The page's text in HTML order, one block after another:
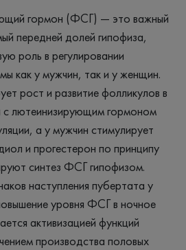
гормон (ФСГ) — это важный
передней долей гипофиза,
роль в регулировании
как у мужчин, так и у женщин.
рост и развитие фолликулов в
с лютеинизирующим гормоном
а у мужчин стимулирует
и прогестерон по принципу
синтез ФСГ гипофизом.
наступления пубертата у
уровня ФСГ в ночное
активизацией функций
производства половых